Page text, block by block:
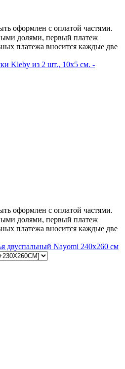
оформлен с оплатой частями.
долями, первый платеж
платежа вносится каждые две
Kleby из 2 шт., 10x5 см. -
оформлен с оплатой частями.
долями, первый платеж
платежа вносится каждые две
двуспальный Nayomi 240x260 см